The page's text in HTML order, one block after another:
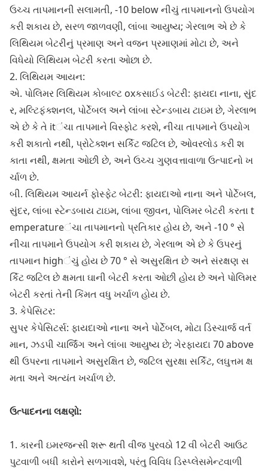
ઉચ્ચ તાપમાનની સલામતી, -10 below નીચું તાપમાનનો ઉપયોગ
કરી શકાય છે, સરળ જાળવણી, લાંબા આયુષ્ય; ગેરલાભ એ છે કે
લિથિયમ બેટરીનું પ્રમાણ અને વજન પ્રમાણમાં મોટા છે, અને
વિધેયો લિથિયમ બેટરી કરતા ઓછા છે.
2. લિથિયમ આયન:
એ. પોલિમર લિથિયમ કોબાલ્ટ oxકસાઈડ બેટરી: ફાયદા નાના, સુંદ
ર, મલ્ટિફંક્શનલ, પોર્ટેબલ અને લાંબા સ્ટેન્ડબાય ટાઇમ છે, ગેરલાભ
એ છે કે તે itંચા તાપમાને વિસ્ફોટ કરશે, નીચા તાપમાને ઉપયોગ
કરી શકાતો નથી, પ્રોટેક્શન સર્કિટ જટિલ છે, ઓવરલોડ કરી શ
કાતા નથી, ક્ષમતા ઓછી છે, અને ઉચ્ચ ગુણવત્તાવાળા ઉત્પાદનો ખ
ર્ચાળ છે.
બી. લિથિયમ આયર્ન ફોસ્ફેટ બેટરી: ફાયદાઓ નાના અને પોર્ટેબલ,
સુંદર, લાંબા સ્ટેન્ડબાય ટાઇમ, લાંબા જીવન, પોલિમર બેટરી કરતા t
emperatureંચા તાપમાનનો પ્રતિકાર હોય છે, અને -10 ° સે
નીચા તાપમાને ઉપયોગ કરી શકાય છે, ગેરલાભ એ છે કે ઉપરનું
તાપમાન highંચું હોય છે 70 ° સે અસુરક્ષિત છે અને સંરક્ષણ સ
ર્કિટ જટિલ છે ક્ષમતા ઘાની બેટરી કરતા ઓછી હોય છે અને પોલિમર
બેટરી કરતાં તેની કિંમત વધુ ખર્ચાળ હોય છે.
3. કેપેસિટર:
સુપર કેપેસિટર્સ: ફાયદાઓ નાના અને પોર્ટેબલ, મોટા ડિસ્ચાર્જ વર્ત
માન, ઝડપી ચાર્જિંગ અને લાંબા આયુષ્ય છે; ગેરફાયદા 70 above
થી ઉપરના તાપમાને અસુરક્ષિત છે, જટિલ સુરક્ષા સર્કિટ, લઘુત્તમ ક્ષ
મતા અને અત્યંત ખર્ચાળ છે.
ઉત્પાદનના લક્ષણો:
1. કારની ઇમરજન્સી શરૂ થતી વીજ પુરવઠો 12 વી બેટરી આઉટ
પુટવાળી બધી કારોને સળગાવશે, પરંતુ વિવિધ ડિસ્પ્લેસમેન્ટવાળી